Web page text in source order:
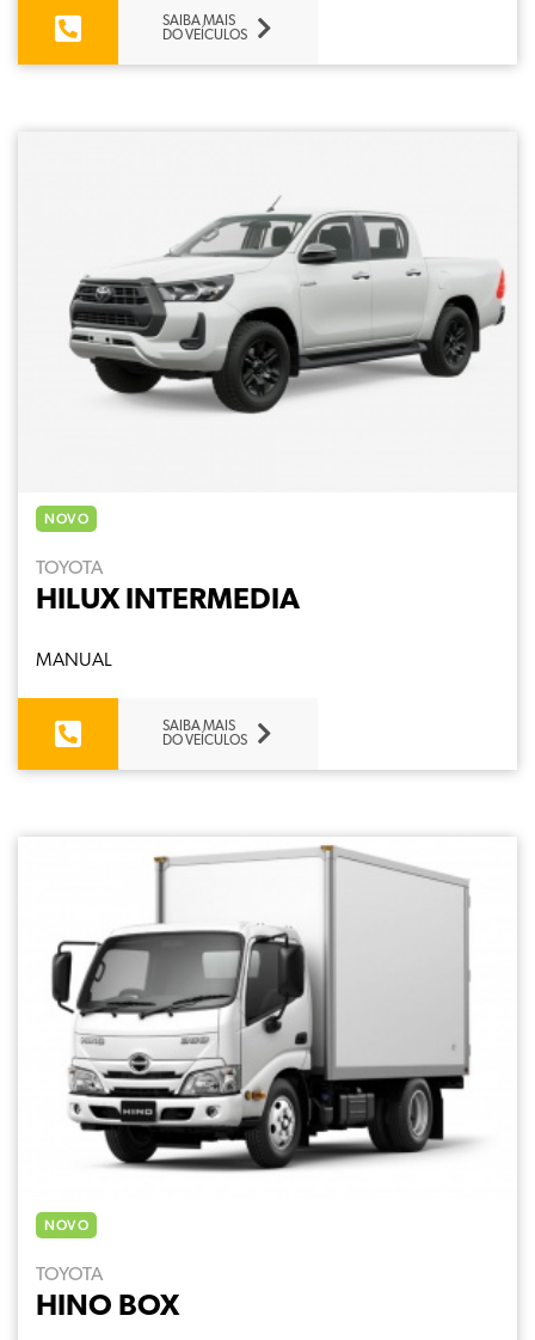
SAIBA MAIS
DO VEÍCULOS
NOVO
TOYOTA
HILUX INTERMEDIA
MANUAL
SAIBA MAIS
DO VEÍCULOS
NOVO
TOYOTA
HINO BOX